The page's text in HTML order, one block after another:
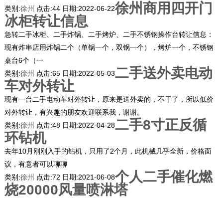
类别:徐州 点击:44 日期:2022-06-22徐州商用四开门
冰柜转让信息
急转二手冰柜、二手炸锅、二手烤炉、二手不锈钢操作台转让信息：
现有炸串店用炸锅二个（单锅一个，双锅一个），烤炉一个，不锈钢
桌台6个（一
类别:徐州 点击:65 日期:2022-05-03二手送外卖电动
车对外转让
现有一台二手电动车对外转让，原来是送外卖的，不干了，所以低价
对外转让，有兴趣的朋友欢迎联系我，谢谢。
类别:徐州 点击:48 日期:2022-04-28二手8寸正反循
环钻机
去年10月刚刚入手的钻机，只用了2个月，此机械几乎全新，价格面
议，有意者可以聊聊
类别:徐州 点击:72 日期:2021-06-08个人二手催化燃
烧20000风量喷淋塔